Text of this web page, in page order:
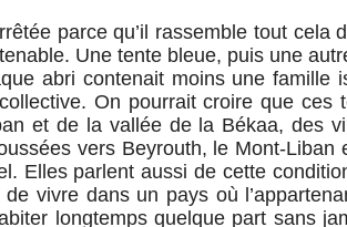
parce qu’il rassemble tout cela
Une tente bleue, puis une
abri contenait moins une famille
On pourrait croire que ces
et de la vallée de la Békaa, des
vers Beyrouth, le Mont-Liban
Elles parlent aussi de cette
vivre dans un pays où
longtemps quelque part sans